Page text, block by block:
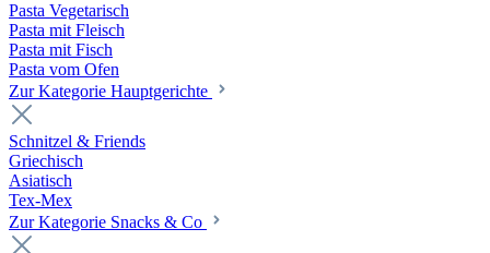
Pasta Vegetarisch
Pasta mit Fleisch
Pasta mit Fisch
Pasta vom Ofen
Zur Kategorie Hauptgerichte
Schnitzel & Friends
Griechisch
Asiatisch
Tex-Mex
Zur Kategorie Snacks & Co